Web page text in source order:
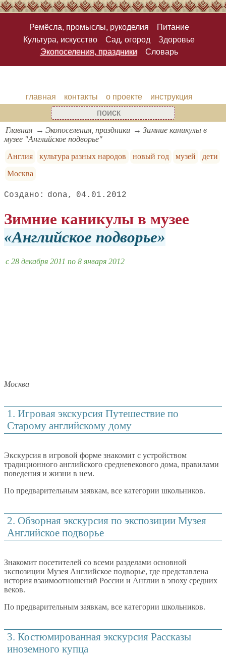
Ремёсла, промыслы, рукоделия
Питание
Культура, искусство
Сад, огород
Здоровье
Экопоселения, праздники
Словарь
главная контакты о проекте инструкция
Главная Экопоселения, праздники
Зимние каникулы в
музее "Английское подворье"
Англия
культура разных народов новый год музей
дети
Москва
dona 04.01.2012
Зимние каникулы в музее
Английское подворье
c 28 декабря 2011 по 8 января 2012
Москва
1. Игровая экскурсия Путешествие по
Старому английскому дому
Экскурсия в игровой форме знакомит с устройством
традиционного английского средневекового дома, правилами
поведения и жизни в нем.
По предварительным заявкам, все категории школьников.
2. Обзорная экскурсия по экспозиции Музея
Английское подворье
Знакомит посетителей со всеми разделами основной
экспозиции Музея Английское подворье, где представлена
история взаимоотношений России и Англии в эпоху средних
веков.
По предварительным заявкам, все категории школьников.
3. Костюмированная экскурсия Рассказы
иноземного купца